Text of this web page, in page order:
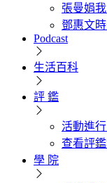
張曼娟
鄧惠文
Podcast
生活百科
評 鑑
活動進
查看評
學 院